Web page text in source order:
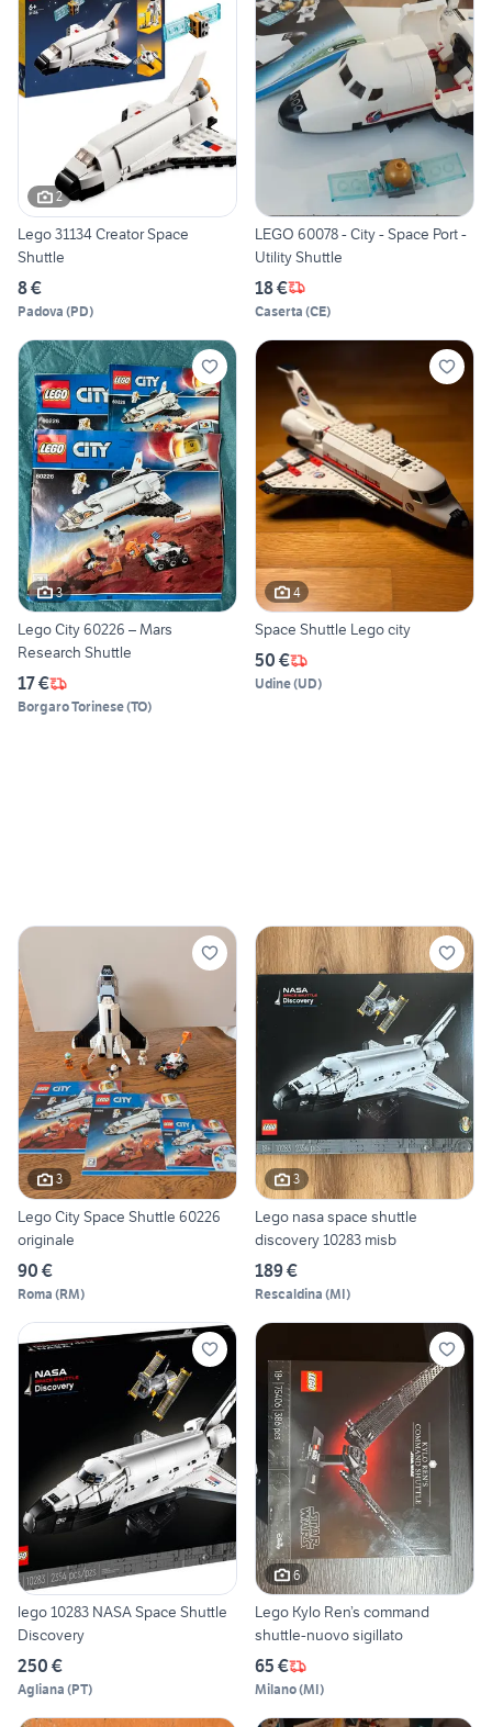
2
Lego 31134 Creator Space
Shuttle
8 €
Padova (PD)
LEGO 60078 - City - Space Port -
Utility Shuttle
18 €
Caserta (CE)
3
Lego City 60226 – Mars
Research Shuttle
17 €
Borgaro Torinese(TO)
4
Space Shuttle Lego city
50 €
Udine(UD)
3
Lego City Space Shuttle 60226
originale
90 €
Roma (RM)
3
Lego nasa space shuttle
discovery 10283 misb
189 €
Rescaldina (MI)
lego 10283 NASA Space Shuttle
Discovery
250 €
Agliana (PT)
6
Lego Kylo Ren’s command
shuttle-nuovo sigillato
65 €
Milano(MI)